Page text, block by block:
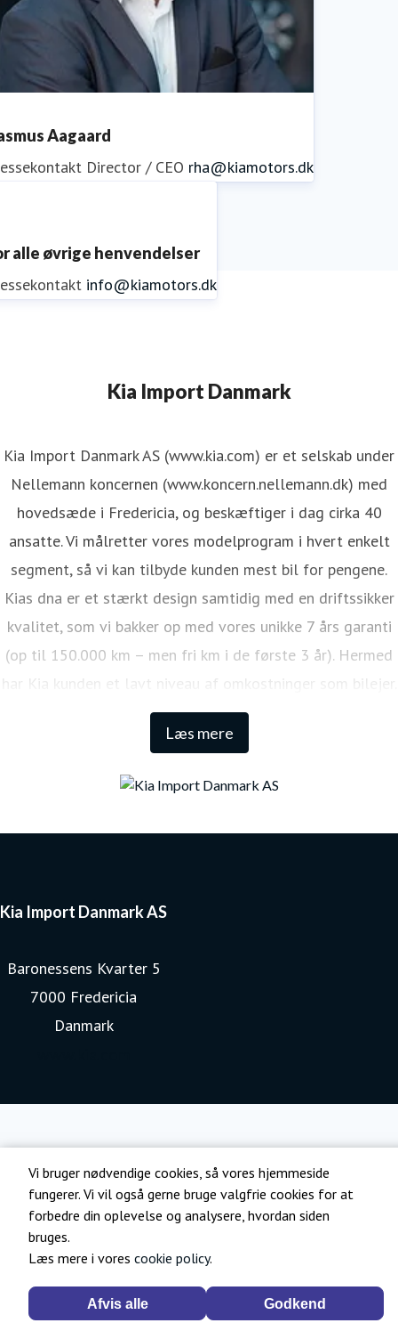
Vi bruger nødvendige cookies, så vores hjemmeside
fungerer. Vi vil også gerne bruge valgfrie cookies for at
forbedre din oplevelse og analysere, hvordan siden
bruges.
Læs mere i vores cookie policy.
Afvis alle Godkend
Aagaard
Director / CEO rha@kiamotors.dk
alle øvrige henvendelser
info@kiamotors.dk
Kia Import Danmark
Læs mere
Kia Import Danmark AS (www.kia.com) er et selskab under
Nellemann koncernen (www.koncern.nellemann.dk) med
hovedsæde i Fredericia, og beskæftiger i dag cirka 40
ansatte. Vi målretter vores modelprogram i hvert enkelt
segment, så vi kan tilbyde kunden mest bil for pengene.
Kias dna er et stærkt design samtidig med en driftssikker
kvalitet, som vi bakker op med vores unikke 7 års garanti
(op til 150.000 km – men fri km i de første 3 år). Hermed
har Kia kunden et lavt niveau af omkostninger som bilejer.
Den lange garanti sikrer samtidig én af de højeste
restværdier i markedet.
Kia Import Danmark AS
Baronessens Kvarter 5
7000 Fredericia
Danmark